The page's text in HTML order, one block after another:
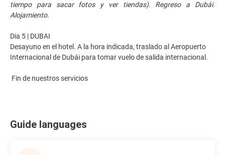
tiempo para sacar fotos y ver tiendas). Regreso a Dubái.
Alojamiento.
Dia 5 | DUBAI
Desayuno en el hotel. A la hora indicada, traslado al Aeropuerto
Internacional de Dubái para tomar vuelo de salida internacional.
Fin de nuestros servicios
Guide languages